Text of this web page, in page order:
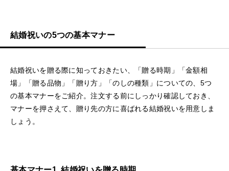
結婚祝いの5つの基本マナー
結婚祝いを贈る際に知っておきたい、「贈る時期」「金額相
場」「贈る品物」「贈り方」「のしの種類」についての、5つ
の基本マナーをご紹介。注文する前にしっかり確認しておき、
マナーを押さえて、贈り先の方に喜ばれる結婚祝いを用意しま
しょう。